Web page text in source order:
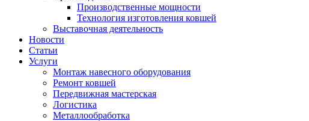
Производственные мощности
Технология изготовления ковшей
Выставочная деятельность
Новости
Статьи
Услуги
Монтаж навесного оборудования
Ремонт ковшей
Передвижная мастерская
Логистика
Металлообработка